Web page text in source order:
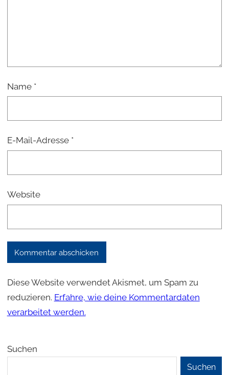
Name *
E-Mail-Adresse *
Website
Diese Website verwendet Akismet, um Spam zu
reduzieren. Erfahre, wie deine Kommentardaten
verarbeitet werden.
Suchen
Suchen